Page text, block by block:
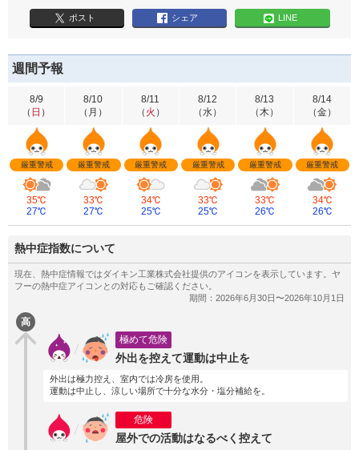
ポスト シェア LINE
週間予報
8/9
（ 日 ）
厳重警戒
35℃
27℃
8/10
（ 月 ）
厳重警戒
33℃
27℃
8/11
（ 火 ）
厳重警戒
34℃
25℃
8/12
（水）
厳重警戒
33℃
25℃
8/13
（木）
厳重警戒
33℃
26℃
8/14
（金）
厳重警戒
34℃
26℃
熱中症指数について
高
極めて危険
外出を控えて運動は中止を
外出は極力控え、室内では冷房を使用。
運動は中止し、涼しい場所で十分な水分・塩分補給を。
危険
屋外での活動はなるべく控えて